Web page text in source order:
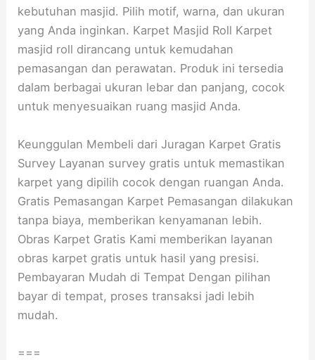
kebutuhan masjid. Pilih motif, warna, dan ukuran
yang Anda inginkan. Karpet Masjid Roll Karpet
masjid roll dirancang untuk kemudahan
pemasangan dan perawatan. Produk ini tersedia
dalam berbagai ukuran lebar dan panjang, cocok
untuk menyesuaikan ruang masjid Anda.
Keunggulan Membeli dari Juragan Karpet Gratis
Survey Layanan survey gratis untuk memastikan
karpet yang dipilih cocok dengan ruangan Anda.
Gratis Pemasangan Karpet Pemasangan dilakukan
tanpa biaya, memberikan kenyamanan lebih.
Obras Karpet Gratis Kami memberikan layanan
obras karpet gratis untuk hasil yang presisi.
Pembayaran Mudah di Tempat Dengan pilihan
bayar di tempat, proses transaksi jadi lebih
mudah.
===